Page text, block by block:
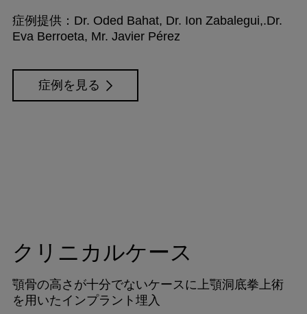
症例提供：Dr. Oded Bahat, Dr. Ion Zabalegui,.Dr.
Eva Berroeta, Mr. Javier Pérez
症例を見る
クリニカルケース
顎骨の高さが十分でないケースに上顎洞底拳上術
を用いたインプラント埋入